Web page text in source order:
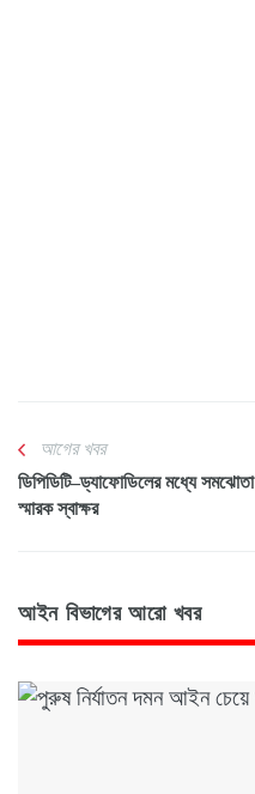
আগের খবর
ডিপিডিটি–ড্যাফোডিলের মধ্যে সমঝোতা
স্মারক স্বাক্ষর
আইন বিভাগের আরো খবর